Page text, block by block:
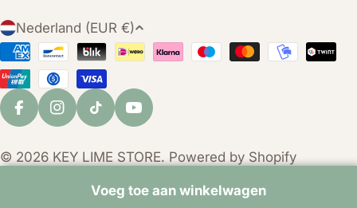
L
a
n
d
/
e
g
Nederland (EUR €)
Betaalmethoden
FacebookInstagram
TikTokYouTube
© 2026 KEY LIME STORE. Powered by Shopify
Voeg toe aan winkelwagen